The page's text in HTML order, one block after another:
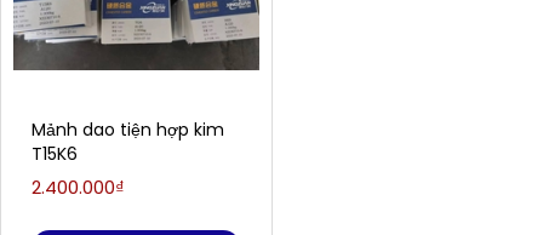
Mảnh dao tiện hợp kim
T15K6
2.400.000₫